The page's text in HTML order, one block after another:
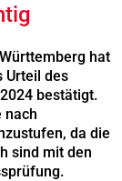
hat
Urteil des
bestätigt.
nach
da die
sind mit den